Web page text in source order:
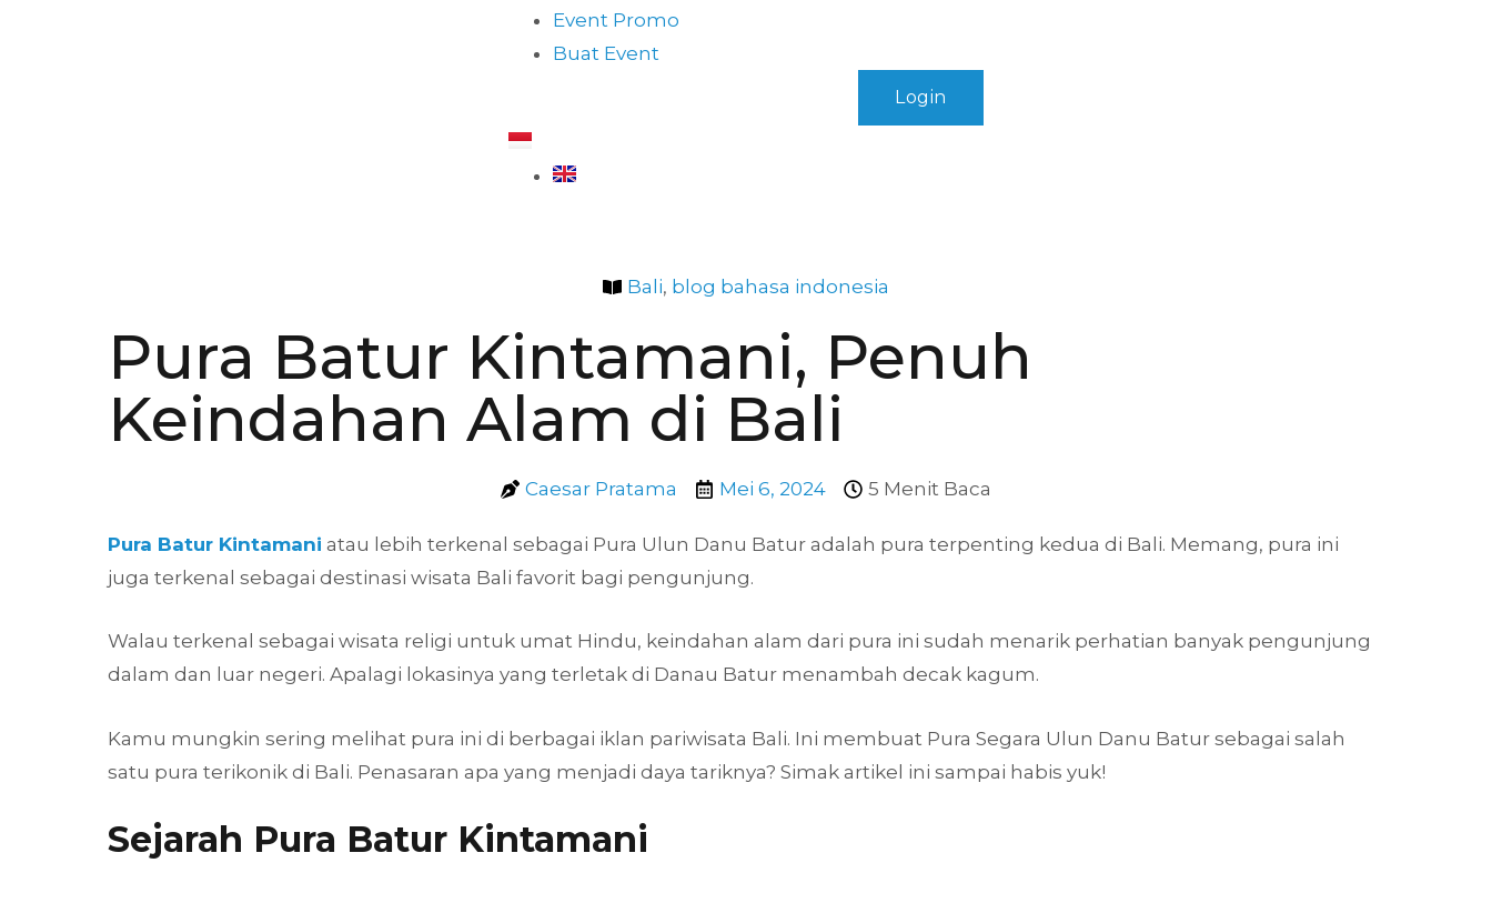
Event Promo
Buat Event
Login
Bali, blog bahasa indonesia
Pura Batur Kintamani, Penuh
Keindahan Alam di Bali
Caesar Pratama Mei 6, 2024 5 Menit Baca
Pura Batur Kintamani atau lebih terkenal sebagai Pura Ulun Danu Batur adalah pura terpenting kedua di Bali. Memang, pura ini
juga terkenal sebagai destinasi wisata Bali favorit bagi pengunjung.
Walau terkenal sebagai wisata religi untuk umat Hindu, keindahan alam dari pura ini sudah menarik perhatian banyak pengunjung
dalam dan luar negeri. Apalagi lokasinya yang terletak di Danau Batur menambah decak kagum.
Kamu mungkin sering melihat pura ini di berbagai iklan pariwisata Bali. Ini membuat Pura Segara Ulun Danu Batur sebagai salah
satu pura terikonik di Bali. Penasaran apa yang menjadi daya tariknya? Simak artikel ini sampai habis yuk!
Sejarah Pura Batur Kintamani